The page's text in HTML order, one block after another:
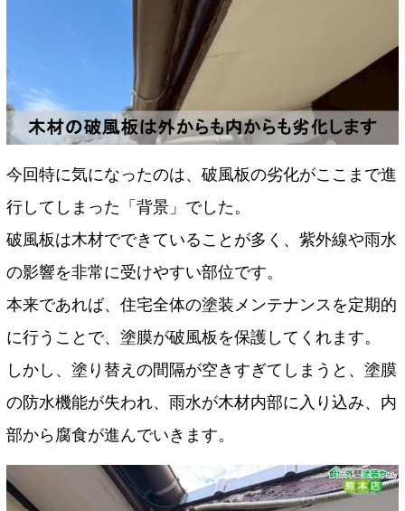
今回特に気になったのは、破風板の劣化がここまで進
行してしまった「背景」でした。
破風板は木材でできていることが多く、紫外線や雨水
の影響を非常に受けやすい部位です。
本来であれば、住宅全体の塗装メンテナンスを定期的
に行うことで、塗膜が破風板を保護してくれます。
しかし、塗り替えの間隔が空きすぎてしまうと、塗膜
の防水機能が失われ、雨水が木材内部に入り込み、内
部から腐食が進んでいきます。